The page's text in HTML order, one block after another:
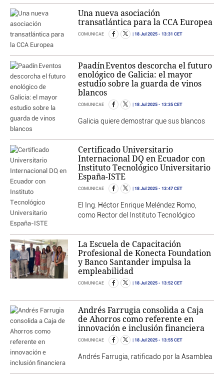
Una nueva asociación
transatlántica para la CCA Europea
COMUNICAE 18 Jul 2025 - 13:31 CET
Paadín Eventos descorcha el futuro
enológico de Galicia: el mayor
estudio sobre la guarda de vinos
blancos
COMUNICAE 18 Jul 2025 - 13:35 CET
Galicia quiere demostrar que sus blancos
Certificado Universitario
Internacional DQ en Ecuador con
Instituto Tecnológico Universitario
España-ISTE
COMUNICAE 18 Jul 2025 - 13:47 CET
El Ing. Héctor Enrique Meléndez Romo,
como Rector del Instituto Tecnológico
La Escuela de Capacitación
Profesional de Konecta Foundation
y Banco Santander impulsa la
empleabilidad
COMUNICAE 18 Jul 2025 - 13:52 CET
Andrés Farrugia consolida a Caja
de Ahorros como referente en
innovación e inclusión financiera
COMUNICAE 18 Jul 2025 - 13:55 CET
Andrés Farrugia, ratificado por la Asamblea